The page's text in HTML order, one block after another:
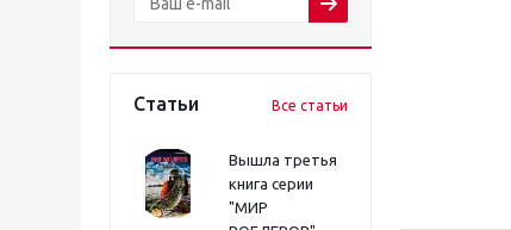
Статьи Все статьи
Вышла третья
книга серии
"МИР